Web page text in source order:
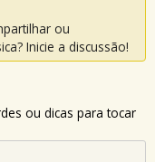
ou
Inicie a discussão!
ou dicas para tocar